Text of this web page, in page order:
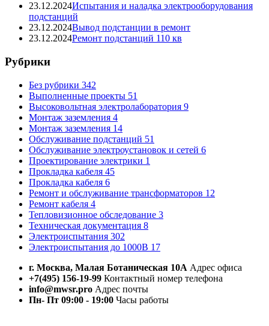
23.12.2024Испытания и наладка электрооборудования
подстанций
23.12.2024Вывод подстанции в ремонт
23.12.2024Ремонт подстанций 110 кв
Рубрики
Без рубрики 342
Выполненные проекты 51
Высоковольтная электролаборатория 9
Монтаж заземления 4
Монтаж заземления 14
Обслуживание подстанций 51
Обслуживание электроустановок и сетей 6
Проектирование электрики 1
Прокладка кабеля 45
Прокладка кабеля 6
Ремонт и обслуживание трансформаторов 12
Ремонт кабеля 4
Тепловизионное обследование 3
Техническая документация 8
Электроиспытания 302
Электроиспытания до 1000В 17
г. Москва, Малая Ботаническая 10А Адрес офиса
+7(495) 156-19-99 Контактный номер телефона
info@mwsr.pro Адрес почты
Пн- Пт 09:00 - 19:00 Часы работы